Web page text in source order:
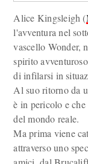
Alice Kingsleigh (
l'avventura nel
vascello Wonder,
spirito
di infilarsi in
Al suo ritorno da
è in pericolo e che
del mondo reale.
Ma prima viene
attraverso uno